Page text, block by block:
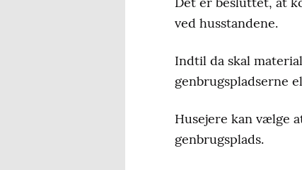
ved husstandene.
Indtil da skal
genbrugspladserne
Husejere kan vælge
genbrugsplads.